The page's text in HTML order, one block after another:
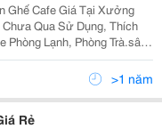
Ghế Cafe Giá Tại Xưởng
Qua Sử Dụng, Thích
Phòng Lạnh, Phòng Trà.sân
Gặp A Vương
>1 năm
Rẻ